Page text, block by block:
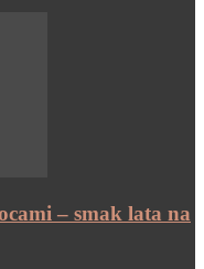
– smak lata na